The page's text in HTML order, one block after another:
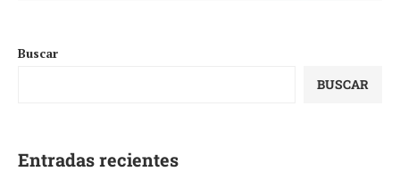
Buscar
BUSCAR
Entradas recientes